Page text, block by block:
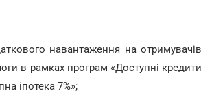
навантаження на отримувачів
в рамках програм «Доступні кредити
іпотека 7%»;